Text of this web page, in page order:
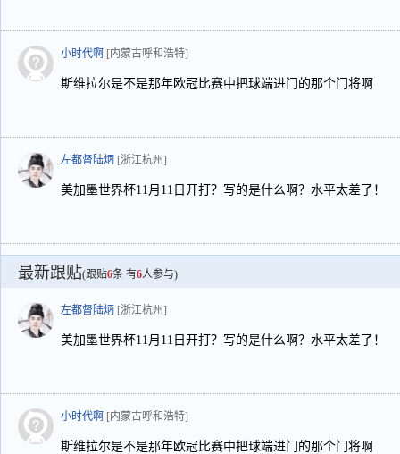
小时代啊 [内蒙古呼和浩特]
斯维拉尔是不是那年欧冠比赛中把球端进门的那个门将啊
左都督陆炳 [浙江杭州]
美加墨世界杯11月11日开打？写的是什么啊？水平太差了！
最新跟贴(跟贴6条 有6人参与)
左都督陆炳 [浙江杭州]
美加墨世界杯11月11日开打？写的是什么啊？水平太差了！
小时代啊 [内蒙古呼和浩特]
斯维拉尔是不是那年欧冠比赛中把球端进门的那个门将啊